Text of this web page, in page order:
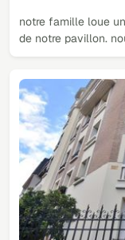
notre famille loue
de notre pavillon.